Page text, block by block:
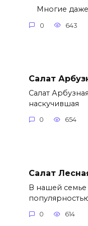
Многие даже
0 643
Салат
Салат
наскучившая
0 654
Салат
В нашей
0 614